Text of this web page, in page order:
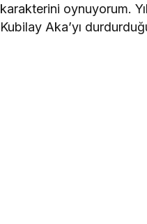
karakterini oynuyorum.
Kubilay Aka’yı